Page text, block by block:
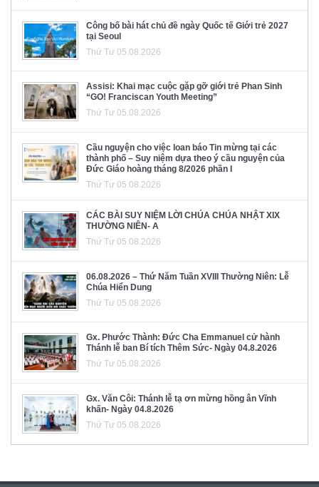
Công bố bài hát chủ đề ngày Quốc tế Giới trẻ 2027
tại Seoul
Thứ Tư 05.08.2026
Assisi: Khai mạc cuộc gặp gỡ giới trẻ Phan Sinh
“GO! Franciscan Youth Meeting”
Thứ Tư 05.08.2026
Cầu nguyện cho việc loan báo Tin mừng tại các
thành phố – Suy niệm dựa theo ý cầu nguyện của
Đức Giáo hoàng tháng 8/2026 phần I
Thứ Tư 05.08.2026
CÁC BÀI SUY NIỆM LỜI CHÚA CHÚA NHẬT XIX
THƯỜNG NIÊN- A
Thứ Tư 05.08.2026
06.08.2026 – Thứ Năm Tuần XVIII Thường Niên: Lễ
Chúa Hiển Dung
Thứ Tư 05.08.2026
Gx. Phước Thành: Đức Cha Emmanuel cử hành
Thánh lễ ban Bí tích Thêm Sức- Ngày 04.8.2026
Thứ Tư 05.08.2026
Gx. Văn Côi: Thánh lễ tạ ơn mừng hồng ân Vĩnh
khấn- Ngày 04.8.2026
Thứ Tư 05.08.2026